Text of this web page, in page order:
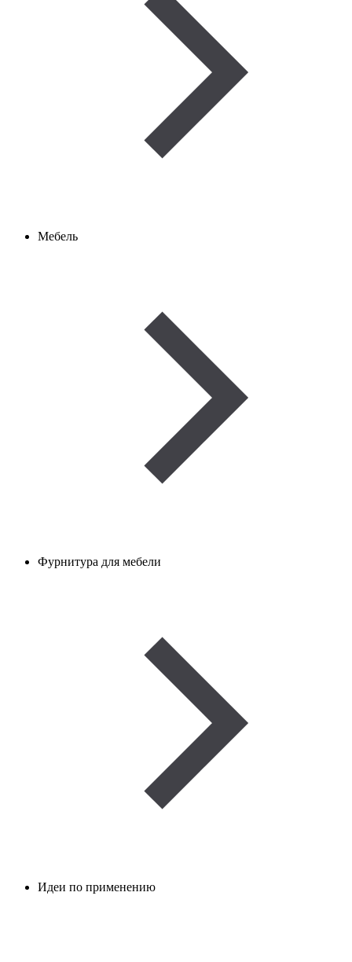
Мебель
Фурнитура для мебели
Идеи по применению